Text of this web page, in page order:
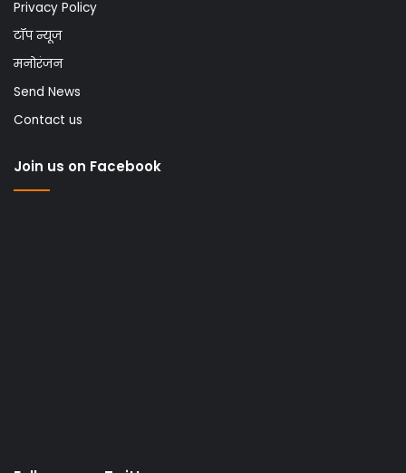
Privacy Policy
टॉप न्यूज
मनोरंजन
Send News
Contact us
Join us on Facebook